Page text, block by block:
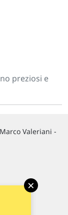
preziosi e
Valeriani -
×